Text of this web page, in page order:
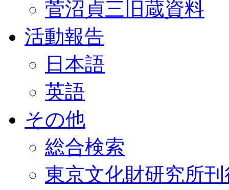
菅沼貞三旧蔵資料
活動報告
日本語
英語
その他
総合検索
東京文化財研究所